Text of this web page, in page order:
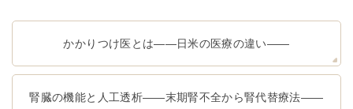
かかりつけ医とは――日米の医療の違い――
腎臓の機能と人工透析――末期腎不全から腎代替療法――